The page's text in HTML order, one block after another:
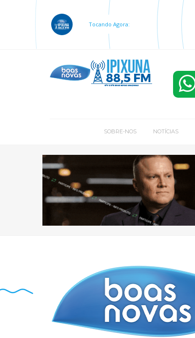
Tocando Agora:
SOBRE-NOS NOTÍCIAS